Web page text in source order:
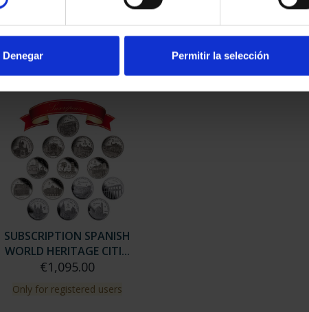
Denegar Permitir la selección
SUBSCRIPTION CAPITALS
OF SPAIN 1
€949.00
Only for registered users
SUBSCRIPTION CAPITALS
OF SPAIN 2
€949.00
Only for registered users
SUBSCRIPTION SPANISH
WORLD HERITAGE CITI...
€1,095.00
Only for registered users